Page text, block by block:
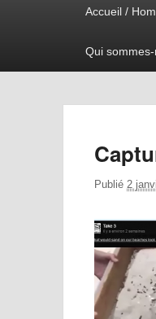
Accueil /
Qui
Publié 2